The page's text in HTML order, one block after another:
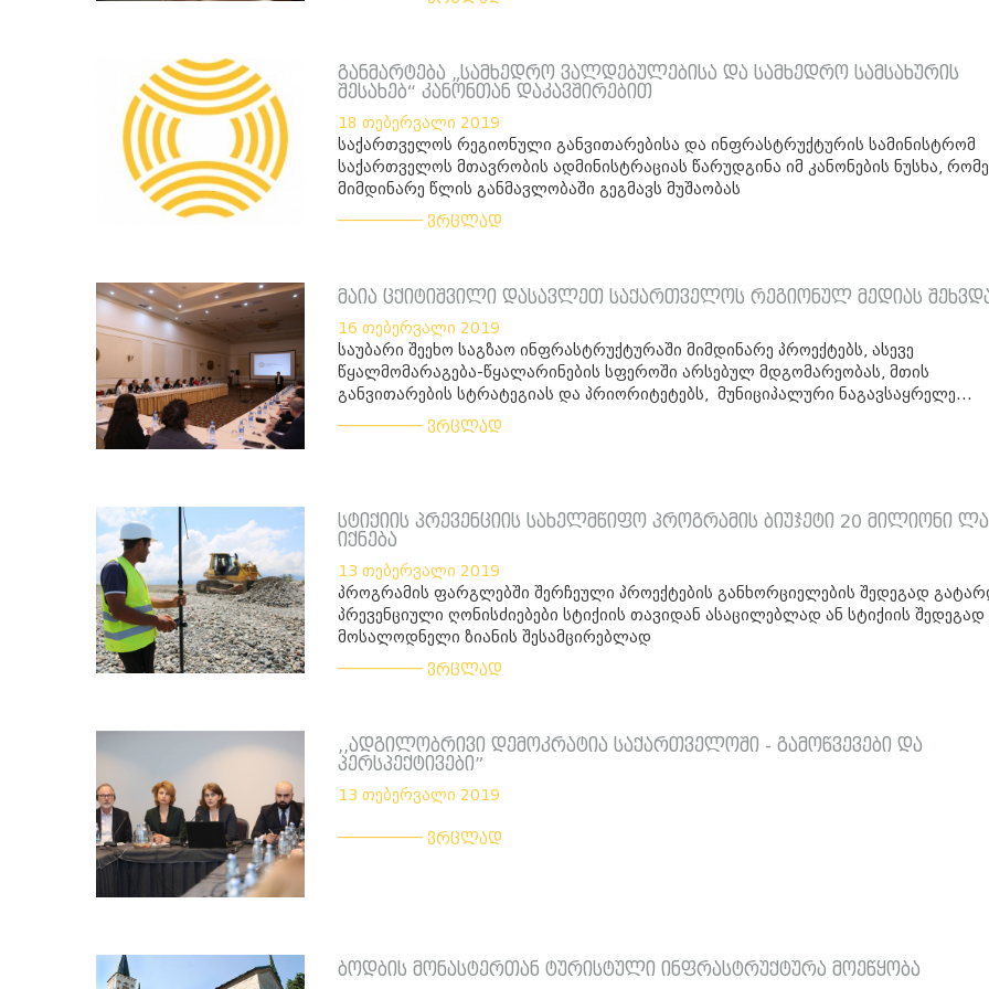
განმარტება „სამხედრო ვალდებულებისა და სამხედრო სამსახურის
შესახებ“ კანონთან დაკავშირებით
18 თებერვალი 2019
საქართველოს რეგიონული განვითარებისა და ინფრასტრუქტურის სამინისტრომ
საქართველოს მთავრობის ადმინისტრაციას წარუდგინა იმ კანონების ნუსხა,
მიმდინარე წლის განმავლობაში გეგმავს მუშაობას
ვრცლად
მაია ცქიტიშვილი დასავლეთ საქართველოს რეგიონულ მედიას
16 თებერვალი 2019
საუბარი შეეხო საგზაო ინფრასტრუქტურაში მიმდინარე პროექტებს, ასევე
წყალმომარაგება-წყალარინების სფეროში არსებულ მდგომარეობას, მთის
განვითარების სტრატეგიას და პრიორიტეტებს, მუნიციპალური ნაგავსაყრელე...
ვრცლად
სტიქიის პრევენციის სახელმწიფო პროგრამის ბიუჯეტი 20 მილიონი
იქნება
13 თებერვალი 2019
პროგრამის ფარგლებში შერჩეული პროექტების განხორციელების შედეგად
პრევენციული ღონისძიებები სტიქიის თავიდან ასაცილებლად ან სტიქიის შედეგად
მოსალოდნელი ზიანის შესამცირებლად
ვრცლად
,,ადგილობრივი დემოკრატია საქართველოში - გამოწვევები და
პერსპექტივები”
13 თებერვალი 2019
ვრცლად
ბოდბის მონასტერთან ტურისტული ინფრასტრუქტურა მოეწყობა